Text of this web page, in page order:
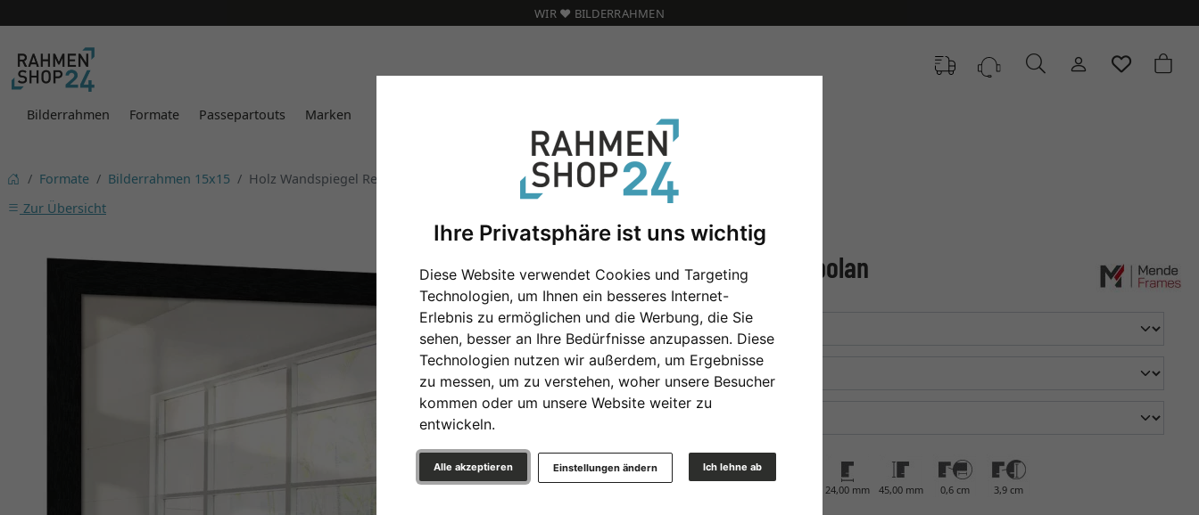
Ihre Privatsphäre ist uns wichtig
Diese Website verwendet Cookies und Targeting
Technologien, um Ihnen ein besseres Internet-
Erlebnis zu ermöglichen und die Werbung, die Sie
sehen, besser an Ihre Bedürfnisse anzupassen. Diese
Technologien nutzen wir außerdem, um Ergebnisse
zu messen, um zu verstehen, woher unsere Besucher
kommen oder um unsere Website weiter zu
entwickeln.
Alle akzeptieren Ich lehne ab
Einstellungen ändern
WIR ❤️ BILDERRAHMEN
Bilderrahmen Formate Passepartouts Marken
Formate Bilderrahmen 15x15
Holz Wandspiegel Rebolan
Zur Übersicht
Holz Wandspiegel Rebolan
Format
Farbe
24,00 mm 45,00 mm 0,6 cm 3,9 cm